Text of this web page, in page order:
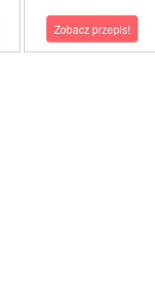
Zobacz przepis!